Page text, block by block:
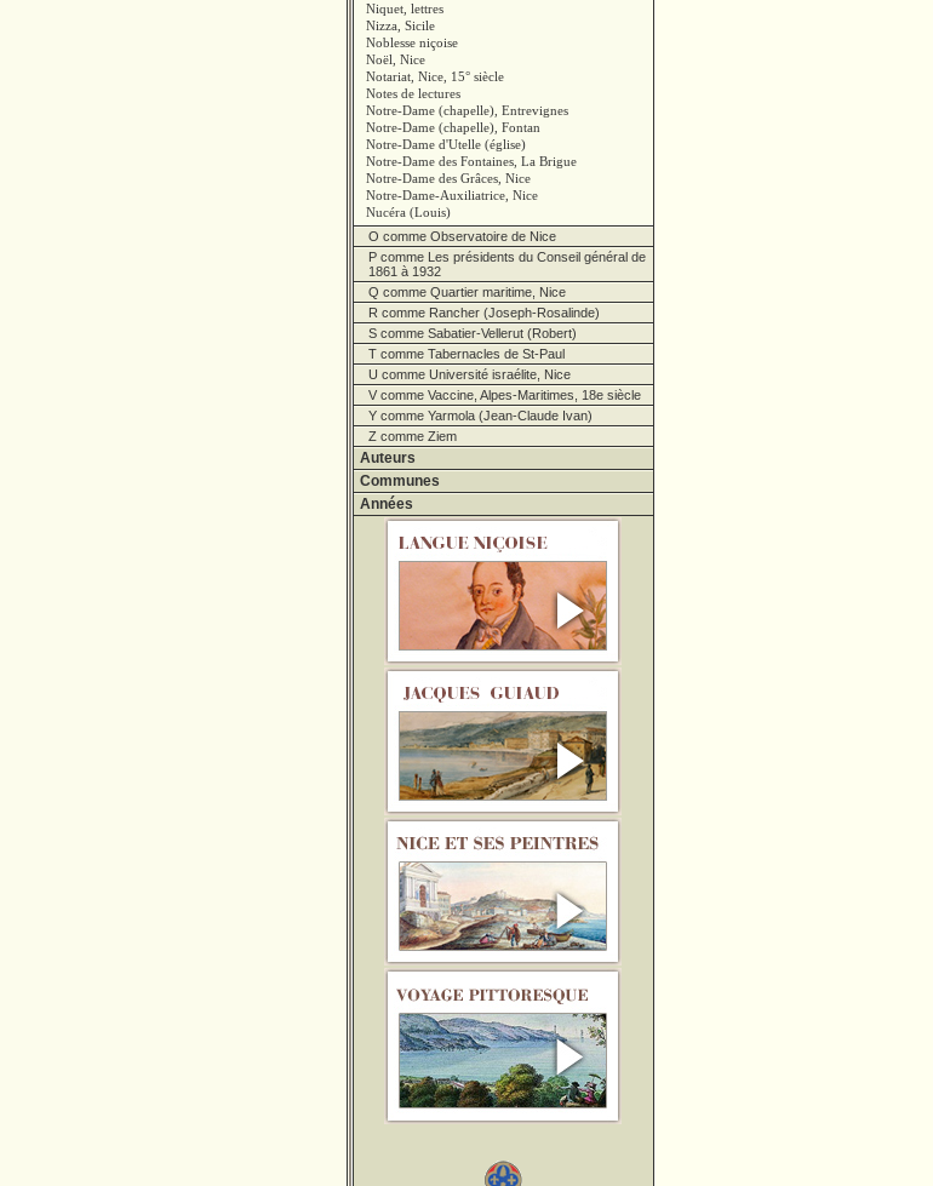
Niquet, lettres
Nizza, Sicile
Noblesse niçoise
Noël, Nice
Notariat, Nice, 15° siècle
Notes de lectures
Notre-Dame (chapelle), Entrevignes
Notre-Dame (chapelle), Fontan
Notre-Dame d'Utelle (église)
Notre-Dame des Fontaines, La Brigue
Notre-Dame des Grâces, Nice
Notre-Dame-Auxiliatrice, Nice
Nucéra (Louis)
O comme Observatoire de Nice
P comme Les présidents du Conseil général de
1861 à 1932
Q comme Quartier maritime, Nice
R comme Rancher (Joseph-Rosalinde)
S comme Sabatier-Vellerut (Robert)
T comme Tabernacles de St-Paul
U comme Université israélite, Nice
V comme Vaccine, Alpes-Maritimes, 18e siècle
Y comme Yarmola (Jean-Claude Ivan)
Z comme Ziem
Auteurs
Communes
Années